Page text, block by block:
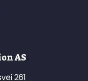
AS
261